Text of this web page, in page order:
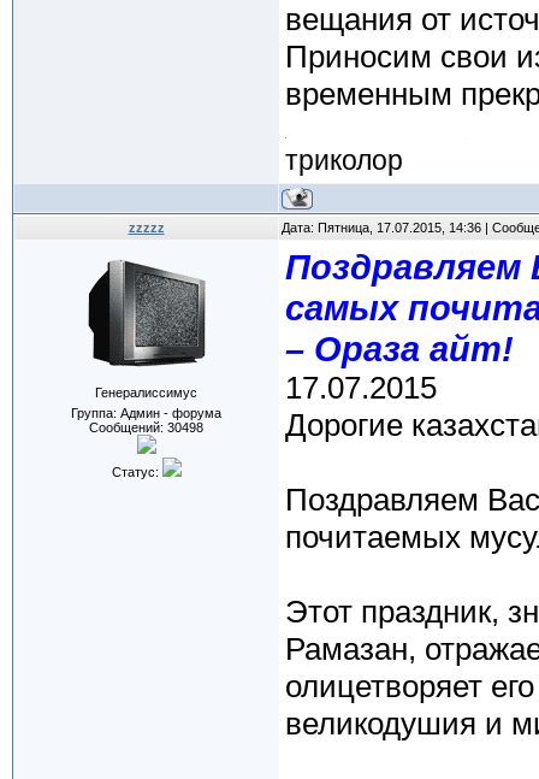
вещания от
Приносим свои
временным
триколор
zzzzz Дата: Пятница, 17.07.2015, 14:36 |
Генералиссимус
Группа: Админ - форума
Сообщений: 30498
Статус:
Поздравляем
самых
– Ораза айт!
17.07.2015
Дорогие
Поздравляем
почитаемых
Этот праздник,
Рамазан,
олицетворяет
великодушия и